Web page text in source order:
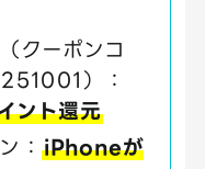
クーポンコ
）：
ント還元
：iPhoneが